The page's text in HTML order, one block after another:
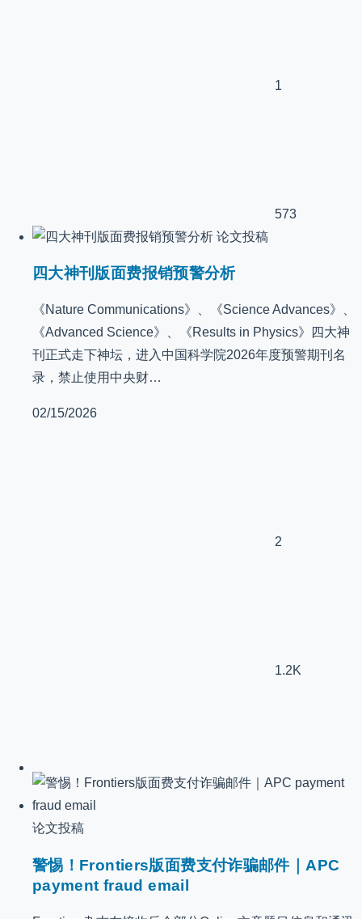
1
573
论文投稿
四大神刊版面费报销预警分析
《Nature Communications》、《Science Advances》、
《Advanced Science》、《Results in Physics》四大神
刊正式走下神坛，进入中国科学院2026年度预警期刊名
录，禁止使用中央财…
02/15/2026
2
1.2K
论文投稿
警惕！Frontiers版面费支付诈骗邮件｜APC
payment fraud email